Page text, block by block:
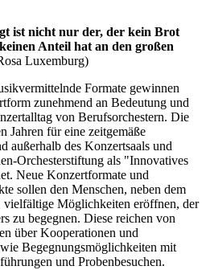
ist nicht nur der, der kein Brot
Anteil hat an den großen
Luxemburg)
Formate gewinnen
zunehmend an Bedeutung und
von Berufsorchestern. Die
Jahren für eine zeitgemäße
außerhalb des Konzertsaals und
Orchesterstiftung als "Innovatives
Neue Konzertformate und
sollen den Menschen, neben dem
vielfältige Möglichkeiten eröffnen, der
zu begegnen. Diese reichen von
über Kooperationen und
Begegnungsmöglichkeiten mit
und Probenbesuchen.